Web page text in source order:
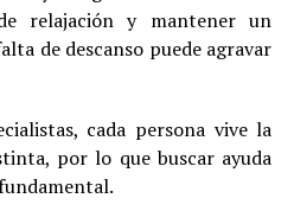
relajación y mantener un
de descanso puede agravar
cada persona vive la
por lo que buscar ayuda